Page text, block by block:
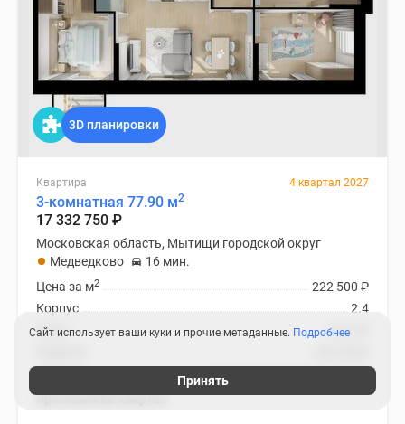
3D планировки
Квартира 4 квартал 2027
3-комнатная 77.90 м2
17 332 750 ₽
Московская область, Мытищи городской округ
Медведково
16 мин.
222 500 ₽
Цена за м2
2.4
Корпус
5 из 25
Этаж
Ярославский квартал
Сайт использует ваши куки и прочие метаданные. Подробнее
Принять